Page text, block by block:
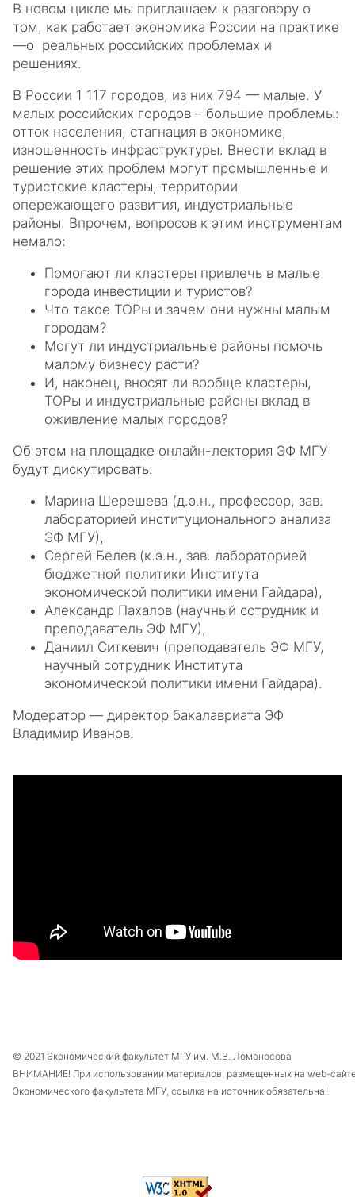
В новом цикле мы приглашаем к разговору о
том, как работает экономика России на практике
—о реальных российских проблемах и
решениях.
В России 1 117 городов, из них 794 — малые. У
малых российских городов – большие проблемы:
отток населения, стагнация в экономике,
изношенность инфраструктуры. Внести вклад в
решение этих проблем могут промышленные и
туристские кластеры, территории
опережающего развития, индустриальные
районы. Впрочем, вопросов к этим инструментам
немало:
Помогают ли кластеры привлечь в малые
города инвестиции и туристов?
Что такое ТОРы и зачем они нужны малым
городам?
Могут ли индустриальные районы помочь
малому бизнесу расти?
И, наконец, вносят ли вообще кластеры,
ТОРы и индустриальные районы вклад в
оживление малых городов?
Об этом на площадке онлайн-лектория ЭФ МГУ
будут дискутировать:
Марина Шерешева (д.э.н., профессор, зав.
лабораторией институционального анализа
ЭФ МГУ),
Сергей Белев (к.э.н., зав. лабораторией
бюджетной политики Института
экономической политики имени Гайдара),
Александр Пахалов (научный сотрудник и
преподаватель ЭФ МГУ),
Даниил Ситкевич (преподаватель ЭФ МГУ,
научный сотрудник Института
экономической политики имени Гайдара).
Модератор — директор бакалавриата ЭФ
Владимир Иванов.
© 2021 Экономический факультет МГУ им. М.В. Ломоносова
ВНИМАНИЕ! При использовании материалов, размещенных на web-
Экономического факультета МГУ, ссылка на источник обязательна!